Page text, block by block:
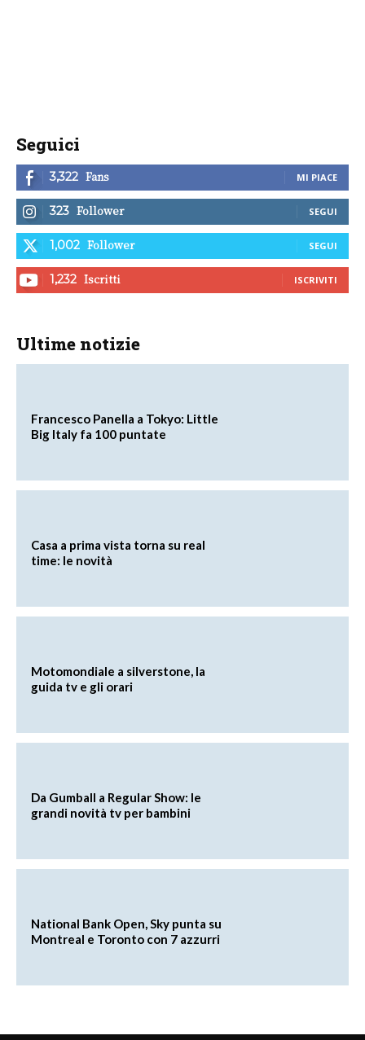
Seguici
3,322 Fans MI PIACE
323 Follower SEGUI
1,002 Follower SEGUI
1,232 Iscritti ISCRIVITI
Ultime notizie
Francesco Panella a Tokyo: Little
Big Italy fa 100 puntate
Casa a prima vista torna su real
time: le novità
Motomondiale a silverstone, la
guida tv e gli orari
Da Gumball a Regular Show: le
grandi novità tv per bambini
National Bank Open, Sky punta su
Montreal e Toronto con 7 azzurri